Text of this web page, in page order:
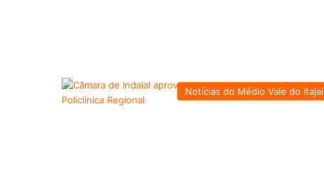
Notícias do Médio Vale do Itajaí